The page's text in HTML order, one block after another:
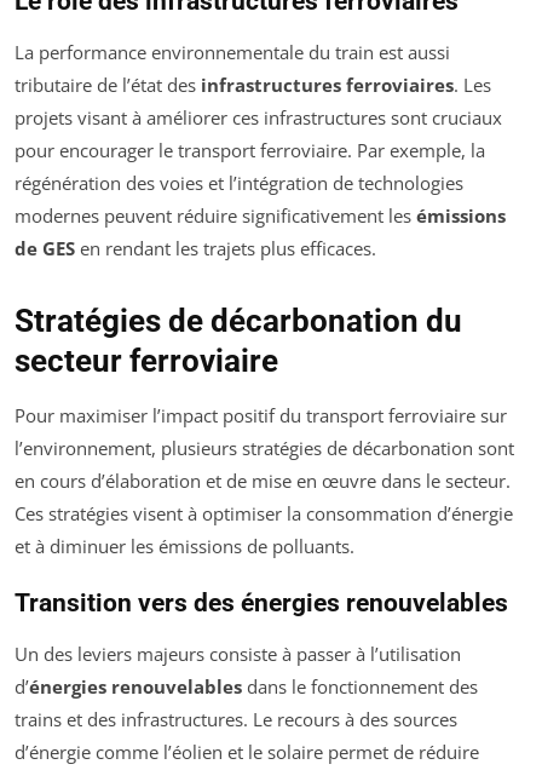
La performance environnementale du train est aussi
tributaire de l’état des infrastructures ferroviaires. Les
projets visant à améliorer ces infrastructures sont cruciaux
pour encourager le transport ferroviaire. Par exemple, la
régénération des voies et l’intégration de technologies
modernes peuvent réduire significativement les émissions
de GES en rendant les trajets plus efficaces.
Stratégies de décarbonation du
secteur ferroviaire
Pour maximiser l’impact positif du transport ferroviaire sur
l’environnement, plusieurs stratégies de décarbonation sont
en cours d’élaboration et de mise en œuvre dans le secteur.
Ces stratégies visent à optimiser la consommation d’énergie
et à diminuer les émissions de polluants.
Transition vers des énergies renouvelables
Un des leviers majeurs consiste à passer à l’utilisation
d’énergies renouvelables dans le fonctionnement des
trains et des infrastructures. Le recours à des sources
d’énergie comme l’éolien et le solaire permet de réduire